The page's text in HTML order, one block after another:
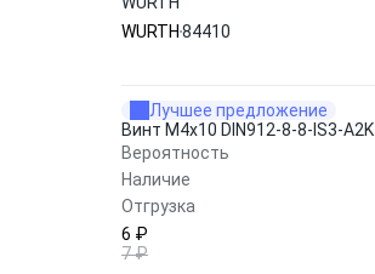
WURTH 84410
Лучшее предложение
Винт M4x10 DIN912-8-8-IS3-A2K
Вероятность
Наличие
Отгрузка
6 ₽
7 ₽